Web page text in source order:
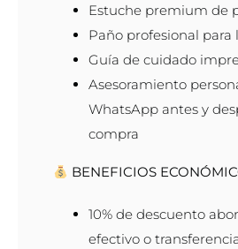
Estuche premium de
Paño profesional para
Guía de cuidado
Asesoramiento
WhatsApp antes y
compra
BENEFICIOS
10% de descuento
efectivo o